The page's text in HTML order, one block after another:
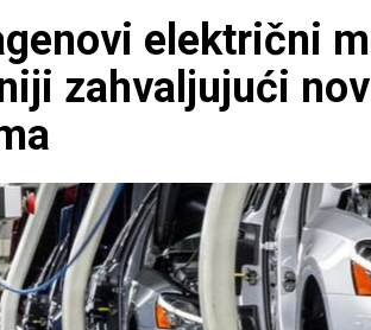
električni
zahvaljujući